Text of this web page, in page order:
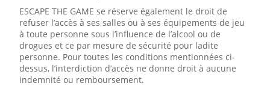
ESCAPE THE GAME se réserve également le droit de
refuser l’accès à ses salles ou à ses équipements de jeu
à toute personne sous l’influence de l’alcool ou de
drogues et ce par mesure de sécurité pour ladite
personne. Pour toutes les conditions mentionnées ci-
dessus, l’interdiction d’accès ne donne droit à aucune
indemnité ou remboursement.